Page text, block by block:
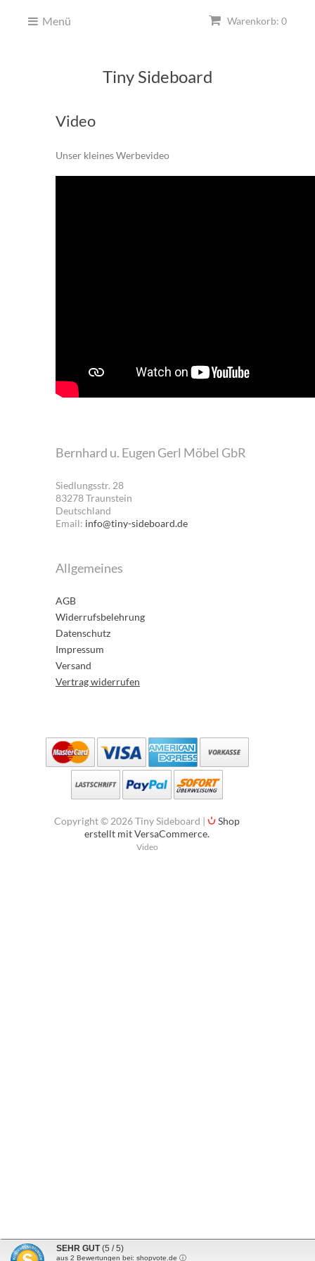
Warenkorb: 0
Menü
Tiny Sideboard
Video
Unser kleines Werbevideo
Bernhard u. Eugen Gerl Möbel GbR
Siedlungsstr. 28
83278 Traunstein
Deutschland
Email: info@tiny-sideboard.de
Allgemeines
AGB
Widerrufsbelehrung
Datenschutz
Impressum
Versand
Vertrag widerrufen
Copyright © 2026 Tiny Sideboard |
Shop
erstellt mit VersaCommerce.
Video
SEHR GUT (5 / 5)
aus 2 Bewertungen bei: shopvote.de ⓘ